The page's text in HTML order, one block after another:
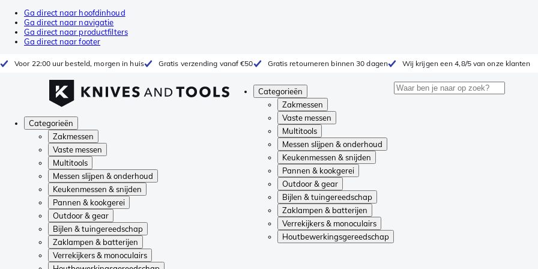
Ga direct naar hoofdinhoud
Ga direct naar navigatie
Ga direct naar productfilters
Ga direct naar footer
Voor 22:00 uur besteld, morgen in huis Gratis verzending vanaf €50 Gratis retourneren binnen 30 dagen Wij krijgen een 4,8/5 van onze klanten
Categorieën
Zakmessen
Vaste messen
Multitools
Messen slijpen & onderhoud
Keukenmessen & snijden
Pannen & kookgerei
Outdoor & gear
Bijlen & tuingereedschap
Zaklampen & batterijen
Verrekijkers & monoculairs
Houtbewerkingsgereedschap
Categorieën
Zakmessen
Vaste messen
Multitools
Messen slijpen & onderhoud
Keukenmessen & snijden
Pannen & kookgerei
Outdoor & gear
Bijlen & tuingereedschap
Zaklampen & batterijen
Verrekijkers & monoculairs